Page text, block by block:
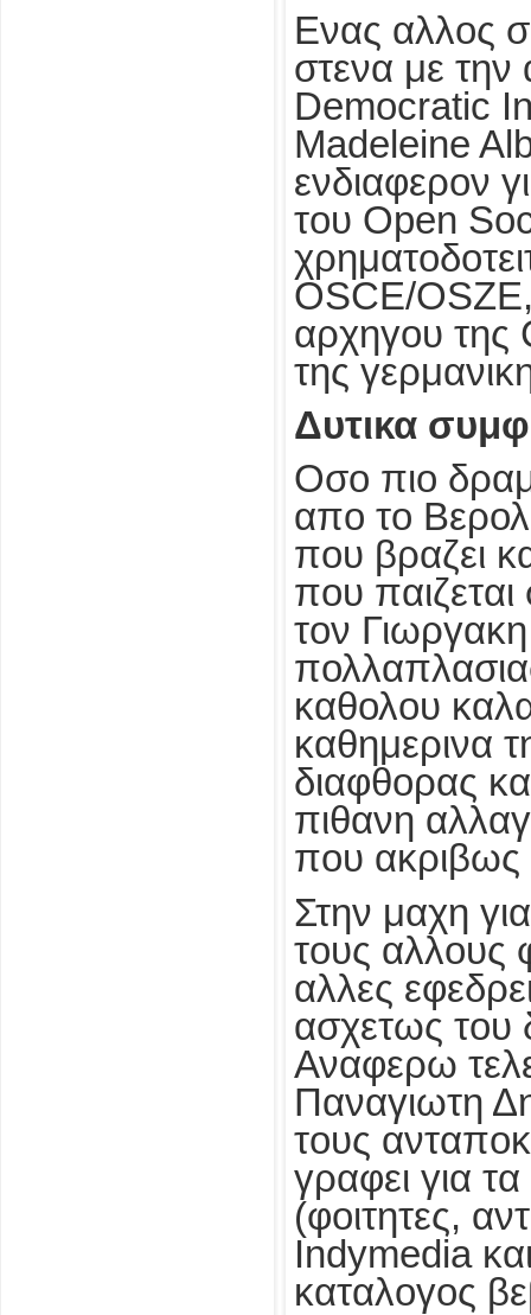
Ενας αλλος
στενα με την
Democratic
Madeleine
ενδιαφερον
του Open
OSCE/
αρχηγου της
της
Δυτικα
Οσο πιο
απο το
που βραζει
που
τον
καθολου
καθημερινα
διαφθορας
πιθανη
που ακριβως
Στην μαχη
τους αλλους
αλλες
ασχετως του
Αναφερω
Παναγιωτη
τους
γραφει για
(φοιτητες,
Indymedia
καταλογος